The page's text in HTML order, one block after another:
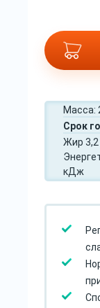
Масса:
Срок
Жир 3,2
кДж